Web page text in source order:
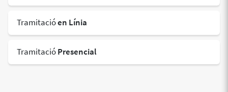
Tramitacióen Línia
TramitacióPresencial